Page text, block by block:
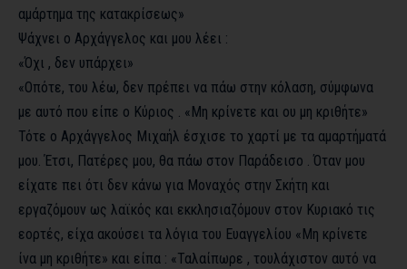
αμάρτημα της κατακρίσεως»
Ψάχνει ο Αρχάγγελος και μου λέει :
«Όχι , δεν υπάρχει»
«Οπότε, του λέω, δεν πρέπει να πάω στην κόλαση, σύμφωνα
με αυτό που είπε ο Κύριος . «Μη κρίνετε και ου μη κριθήτε»
Τότε ο Αρχάγγελος Μιχαήλ έσχισε το χαρτί με τα αμαρτήματά
μου. Έτσι, Πατέρες μου, θα πάω στον Παράδεισο . Όταν μου
είχατε πει ότι δεν κάνω για Μοναχός στην Σκήτη και
εργαζόμουν ως λαϊκός και εκκλησιαζόμουν στον Κυριακό τις
εορτές, είχα ακούσει τα λόγια του Ευαγγελίου «Μη κρίνετε
ίνα μη κριθήτε» και είπα : «Ταλαίπωρε , τουλάχιστον αυτό να